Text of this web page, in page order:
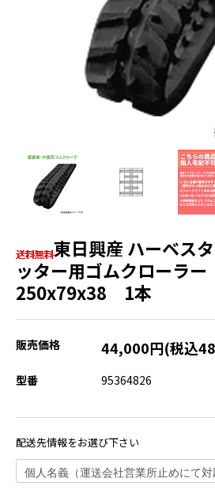
東日興産 ハーベス
ッター用ゴムクローラ
250x79x38 1本
販売価格 44,000円(税込
型番 95364826
配送先情報をお選び下さい